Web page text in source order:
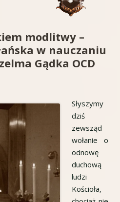
modlitwy –
w nauczaniu
Gądka OCD
Słyszymy
dziś
zewsząd
wołanie o
odnowę
duchową
ludzi
Kościoła,